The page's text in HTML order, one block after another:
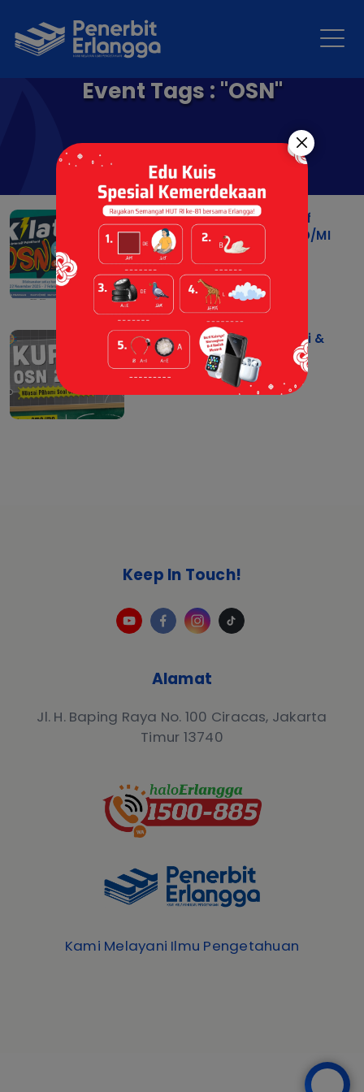
Event Tags : "OSN"
KILAT OSN - Kelas Intensif
Pelatihan untuk Siswa SD/MI
20 Nov 2025 | Berita
KUPAS OSN 2026 – KUasai &
PAhami Soal OSN!
22 Apr 2026 |Berita
Alamat
Jl. H. Baping Raya No. 100 Ciracas, Jakarta
Timur 13740
Keep In Touch!
Kami Melayani Ilmu Pengetahuan